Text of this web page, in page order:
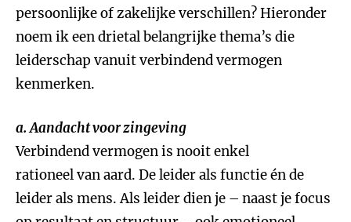
persoonlijke of zakelijke verschillen? Hieronder
noem ik een drietal belangrijke thema’s die
leiderschap vanuit verbindend vermogen
kenmerken.
a. Aandacht voor zingeving
Verbindend vermogen is nooit enkel
rationeel van aard. De leider als functie én de
leider als mens. Als leider dien je – naast je focus